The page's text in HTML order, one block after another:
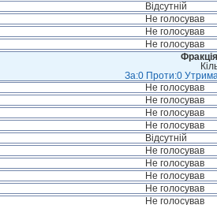
Відсутній
Не голосував
Не голосував
Не голосував
За:0 Проти:0
Не голосував
Не голосував
Не голосував
Не голосував
Відсутній
Не голосував
Не голосував
Не голосував
Не голосував
Не голосував